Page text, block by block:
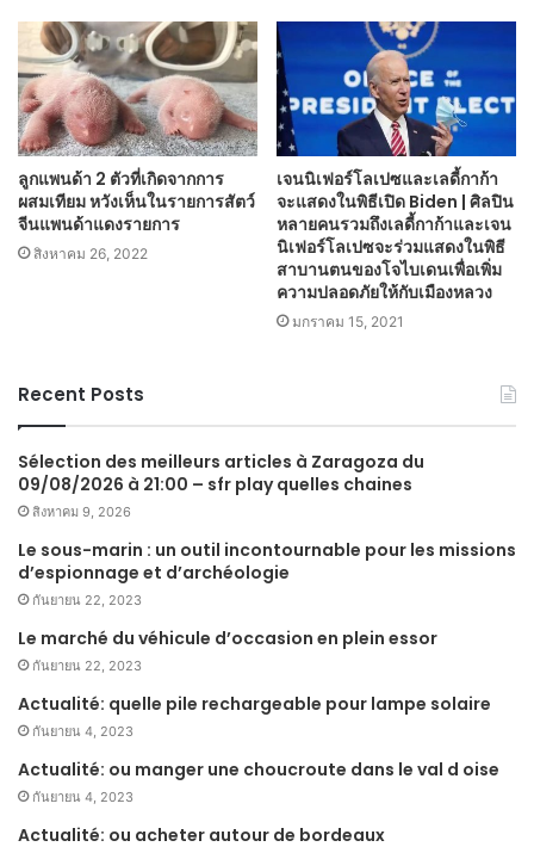
ลูกแพนด้า 2 ตัวที่เกิดจากการ
ผสมเทียม หวังเห็นในรายการสัตว์
จีนแพนด้าแดงรายการ
สิงหาคม 26, 2022
เจนนิเฟอร์โลเปซและเลดี้กาก้า
จะแสดงในพิธีเปิด Biden | ศิลปิน
หลายคนรวมถึงเลดี้กาก้าและเจน
นิเฟอร์โลเปซจะร่วมแสดงในพิธี
สาบานตนของโจไบเดนเพื่อเพิ่ม
ความปลอดภัยให้กับเมืองหลวง
มกราคม 15, 2021
Recent Posts
Sélection des meilleurs articles à Zaragoza du
09/08/2026 à 21:00 – sfr play quelles chaines
สิงหาคม 9, 2026
Le sous-marin : un outil incontournable pour les missions
d’espionnage et d’archéologie
กันยายน 22, 2023
Le marché du véhicule d’occasion en plein essor
กันยายน 22, 2023
Actualité: quelle pile rechargeable pour lampe solaire
กันยายน 4, 2023
Actualité: ou manger une choucroute dans le val d oise
กันยายน 4, 2023
Actualité: ou acheter autour de bordeaux